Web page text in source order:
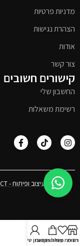
מדניות פרטיות
הצהרת נגישות
אודות
צור קשר
קישורים חשובים
החשבון שלי
רשימת משאלות
אפיון, עיצוב ופיתוח - PERFECT
חנות
רשימת משאלות
עגלת הקניות
חשבון שלי